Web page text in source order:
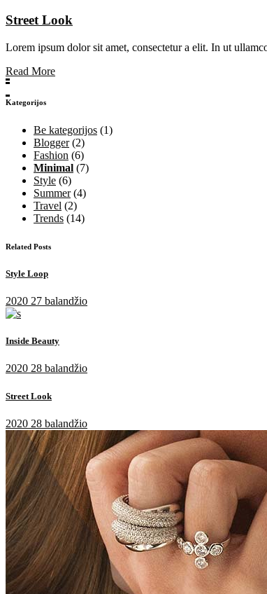
Street Look
Lorem ipsum dolor sit amet, consectetur a elit. In ut
Read More
Kategorijos
Be kategorijos (1)
Blogger(2)
Fashion (6)
Minimal (7)
Style (6)
Summer(4)
Travel (2)
Trends (14)
Related Posts
Style Loop
2020 27 balandžio
Inside Beauty
2020 28 balandžio
Street Look
2020 28 balandžio